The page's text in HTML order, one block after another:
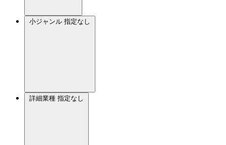
小ジャンル 指定なし
詳細業種 指定なし